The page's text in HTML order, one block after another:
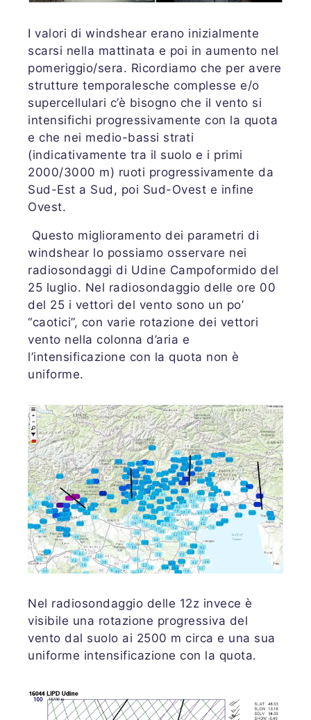
I valori di windshear erano inizialmente
scarsi nella mattinata e poi in aumento nel
pomeriggio/sera. Ricordiamo che per avere
strutture temporalesche complesse e/o
supercellulari c’è bisogno che il vento si
intensifichi progressivamente con la quota
e che nei medio-bassi strati
(indicativamente tra il suolo e i primi
2000/3000 m) ruoti progressivamente da
Sud-Est a Sud, poi Sud-Ovest e infine
Ovest.
Questo miglioramento dei parametri di
windshear lo possiamo osservare nei
radiosondaggi di Udine Campoformido del
25 luglio. Nel radiosondaggio delle ore 00
del 25 i vettori del vento sono un po’
“caotici”, con varie rotazione dei vettori
vento nella colonna d’aria e
l’intensificazione con la quota non è
uniforme.
Nel radiosondaggio delle 12z invece è
visibile una rotazione progressiva del
vento dal suolo ai 2500 m circa e una sua
uniforme intensificazione con la quota.